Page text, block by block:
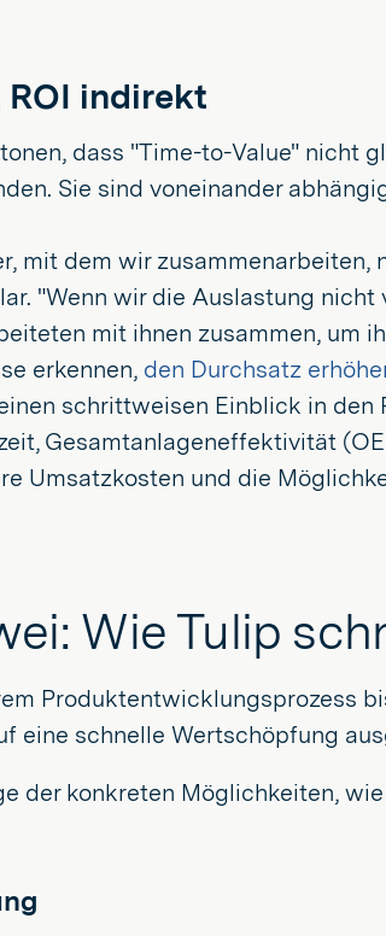
ROI indirekt
dass "Time-to-Value" nicht
Sie sind voneinander
mit dem wir
"Wenn wir die Auslastung
mit ihnen zusammen, um
erkennen, den Durchsatz
schrittweisen Einblick in
Gesamtanlageneffektivität
Umsatzkosten und die
Wie Tulip
Produktentwicklungsprozess
eine schnelle Wertschöpfung
der konkreten Möglichkeiten,